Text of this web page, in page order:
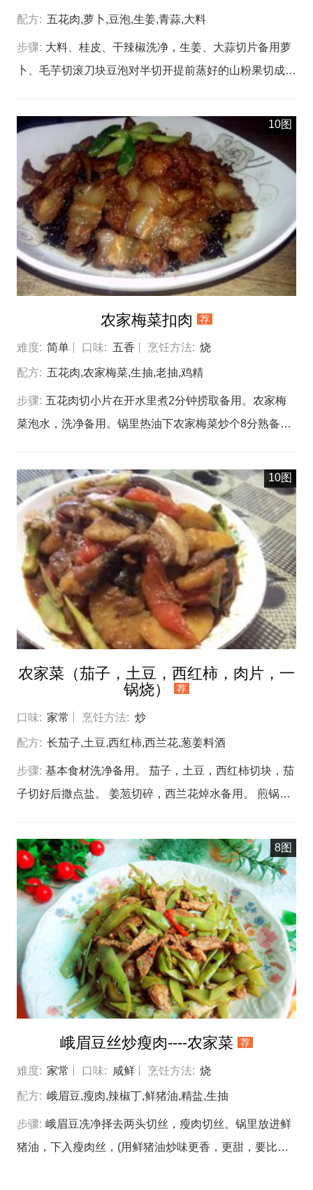
配方: 五花肉,萝卜,豆泡,生姜,青蒜,大料
步骤: 大料、桂皮、干辣椒洗净，生姜、大蒜切片备用萝
卜、毛芋切滚刀块豆泡对半切开提前蒸好的山粉果切成1
萝卜丝、香菇沫、少许盐拌匀，上蒸锅屉蒸熟即可）炒锅
加少量山茶油，锅热下入萝卜、毛芋块翻炒，炒去水分，
烹点黄酒，炒出香味，加盐调味，出锅装入小锅仔五花肉
用热水洗净，切1厘米厚的方块炒锅洗净，开火烧热，注
入山茶油，捻小火，加入一勺白糖，小火慢慢炒，等糖融
化起白泡时，下入五花肉块，开中小火，不停的翻炒，糖
色均匀的裹在肉块上，烹入绍兴黄酒，再翻炒，出香味，
加一点生抽，备好的生姜大蒜桂皮大料干辣椒（不吃辣的
仔最层锅仔内的萝卜毛芋上面铺一层切好的豆泡，豆泡上
面再铺上一层山粉果块，再将炒好的五花肉铺上，加盖小
火炖上10分钟开盖，加少许盐调味，撒上青蒜茉，上
桌。用电磁炉加热就成吃火锅了，而且越煮越好吃
10图
农家梅菜扣肉 荐
难度: 简单 口味: 五香 烹饪方法: 烧
配方: 五花肉,农家梅菜,生抽,老抽,鸡精
步骤: 五花肉切小片在开水里煮2分钟捞取备用。农家梅
菜泡水，洗净备用。锅里热油下农家梅菜炒个8分熟备
水，生抽，老抽，盐，鸡精上色入味。锅热油下煮过的五
花肉煎两边金黄色，加一点点热水，生抽，老抽，盐，鸡
精上色入味。锅热油下煮过的五花肉煎两边金黄色，加一
点点热水，生抽，老抽，盐，鸡精上色入味。做好五花肉
扣在农家梅菜上备用。再用保鲜膜包好放在蒸锅里蒸10
分钟关火。农家梅菜扣肉
10图
农家菜（茄子，土豆，西红柿，肉片，一
锅烧）
荐
口味: 家常 烹饪方法: 炒
配方: 长茄子,土豆,西红柿,西兰花,葱姜料酒
步骤: 基本食材洗净备用。 茄子，土豆，西红柿切块，茄
子切好后撒点盐。 姜䓤切碎，西兰花焯水备用。 煎锅放
片，放入葱姜碎，料酒，把肉煸出油。 放入茄子继续
煸，把茄子煸至8层熟。 放入土豆，加少许水，放入老
抽，生抽，蚝油，盐，糖，大火烧开，中火烧五分钟。
放入西红柿翻炒均匀。 放入西兰花即可岀锅。 成品图。
8图
峨眉豆丝炒瘦肉----农家菜 荐
难度: 家常 口味: 咸鲜 烹饪方法: 烧
配方: 峨眉豆,瘦肉,辣椒丁,鲜猪油,精盐,生抽
步骤: 峨眉豆冼净择去两头切丝，瘦肉切丝。锅里放进鲜
猪油，下入瘦肉丝，(用鲜猪油炒味更香，更甜，要比调